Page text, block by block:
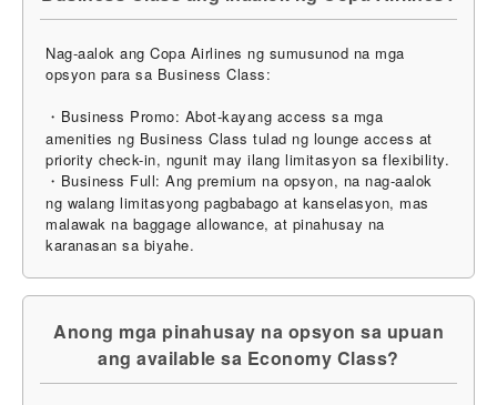
Nag-aalok ang Copa Airlines ng sumusunod na mga
opsyon para sa Business Class:
・Business Promo: Abot-kayang access sa mga
amenities ng Business Class tulad ng lounge access at
priority check-in, ngunit may ilang limitasyon sa flexibility.
・Business Full: Ang premium na opsyon, na nag-aalok
ng walang limitasyong pagbabago at kanselasyon, mas
malawak na baggage allowance, at pinahusay na
karanasan sa biyahe.
Anong mga pinahusay na opsyon sa upuan
ang available sa Economy Class?